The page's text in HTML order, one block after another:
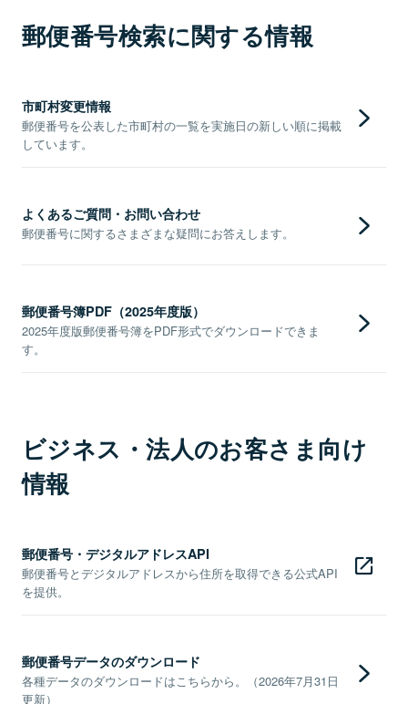
郵便番号検索に関する情報
市町村変更情報
郵便番号を公表した市町村の一覧を実施日の新しい順に掲載
しています。
よくあるご質問・お問い合わせ
郵便番号に関するさまざまな疑問にお答えします。
郵便番号簿PDF（2025年度版）
2025年度版郵便番号簿をPDF形式でダウンロードできま
す。
ビジネス・法人のお客さま向け
情報
郵便番号・デジタルアドレスAPI
郵便番号とデジタルアドレスから住所を取得できる公式API
を提供。
郵便番号データのダウンロード
各種データのダウンロードはこちらから。（2026年7月31日
更新）